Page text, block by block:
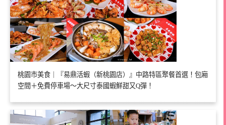
桃園市美食｜『易鼎活蝦（新桃園店）』中路特區聚餐首選！包廂
空間＋免費停車場～大尺寸泰國蝦鮮甜又Q彈！